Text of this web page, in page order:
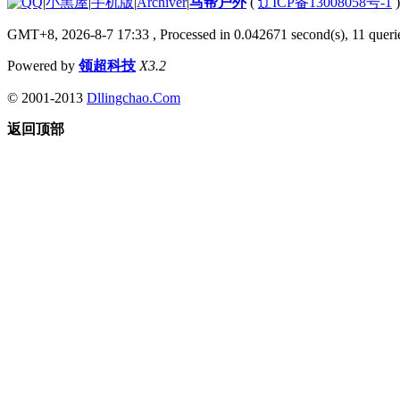
GMT+8, 2026-8-7 17:33 , Processed in 0.042671 second(s), 11
Powered by 领超科技 X3.2
© 2001-2013 Dllingchao.Com
返回顶部